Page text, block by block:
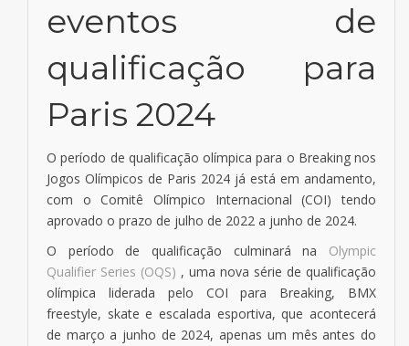
eventos de
qualificação para
Paris 2024
O período de qualificação olímpica para o Breaking nos
Jogos Olímpicos de Paris 2024 já está em andamento,
com o Comitê Olímpico Internacional (COI) tendo
aprovado o prazo de julho de 2022 a junho de 2024.
O período de qualificação culminará na Olympic
Qualifier Series (OQS) , uma nova série de qualificação
olímpica liderada pelo COI para Breaking, BMX
freestyle, skate e escalada esportiva, que acontecerá
de março a junho de 2024, apenas um mês antes do